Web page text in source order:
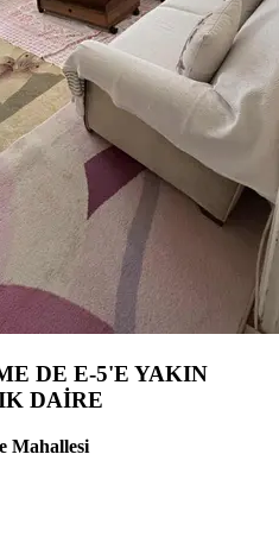
DE E-5'E YAKIN
DAİRE
Mahallesi